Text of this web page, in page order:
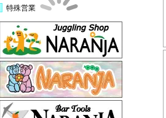
特殊営業